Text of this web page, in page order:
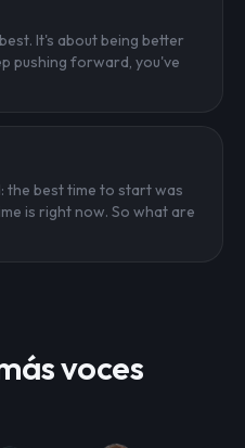
It's about being better
pushing forward, you've
the best time to start was
is right now. So what are
voces